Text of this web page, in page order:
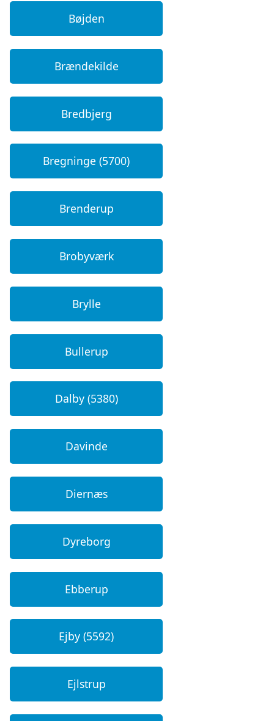
Bøjden
Brændekilde
Bredbjerg
Bregninge (5700)
Brenderup
Brobyværk
Brylle
Bullerup
Dalby (5380)
Davinde
Diernæs
Dyreborg
Ebberup
Ejby (5592)
Ejlstrup